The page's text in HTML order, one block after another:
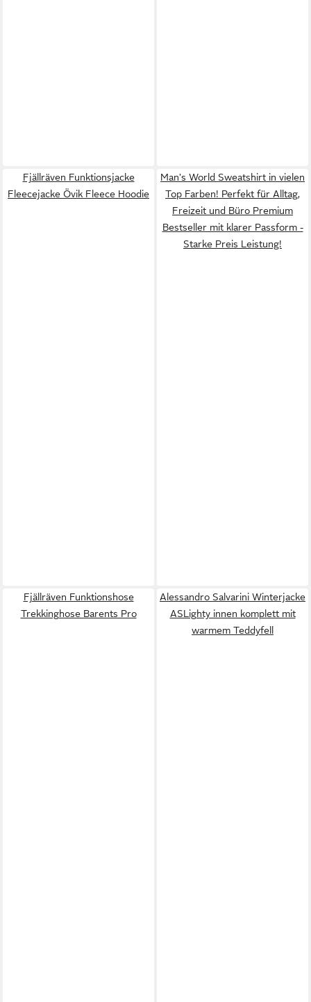
Fjällräven Funktionsjacke
Fleecejacke Övik Fleece Hoodie
Man's World Sweatshirt in vielen
Top Farben! Perfekt für Alltag,
Freizeit und Büro Premium
Bestseller mit klarer Passform -
Starke Preis Leistung!
Fjällräven Funktionshose
Trekkinghose Barents Pro
Alessandro Salvarini Winterjacke
ASLighty innen komplett mit
warmem Teddyfell